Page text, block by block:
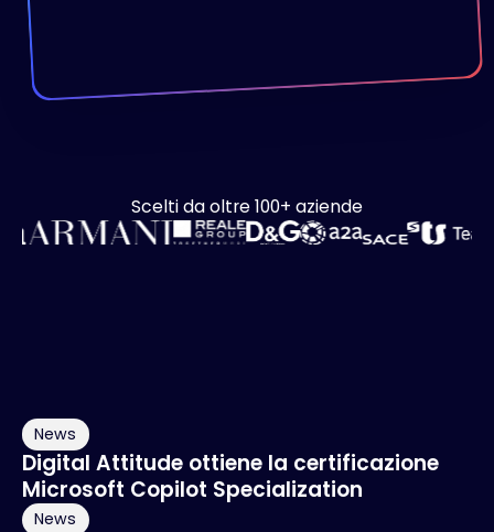
Scelti da oltre 100+ aziende
News
Digital Attitude ottiene la certificazione
Microsoft Copilot Specialization
News